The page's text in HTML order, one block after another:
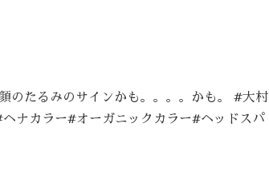
のたるみのサインかも。。。。かも。 #大村
ナカラー#オーガニックカラー#ヘッドスパ